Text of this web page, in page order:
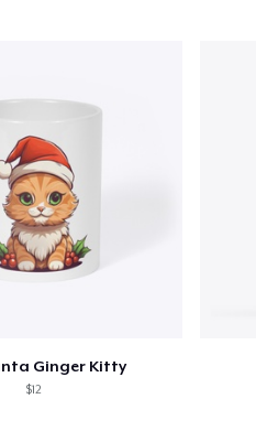
Ginger Kitty
$12
Boyfriend Tee